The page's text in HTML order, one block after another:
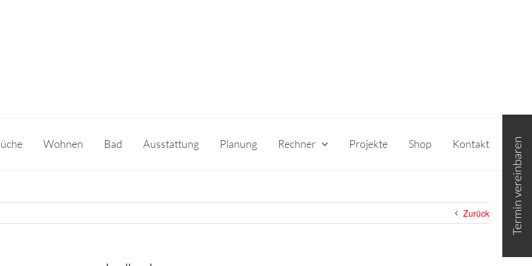
Wohnen Bad Ausstattung Planung Rechner Projekte Shop Kontakt
Zurück
Area